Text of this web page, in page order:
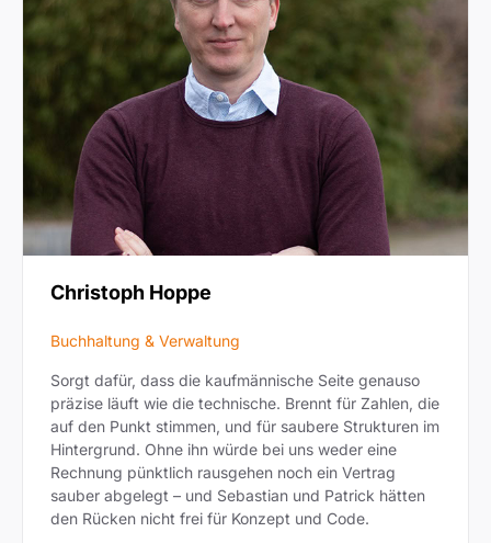
Christoph Hoppe
Buchhaltung & Verwaltung
Sorgt dafür, dass die kaufmännische Seite genauso
präzise läuft wie die technische. Brennt für Zahlen, die
auf den Punkt stimmen, und für saubere Strukturen im
Hintergrund. Ohne ihn würde bei uns weder eine
Rechnung pünktlich rausgehen noch ein Vertrag
sauber abgelegt – und Sebastian und Patrick hätten
den Rücken nicht frei für Konzept und Code.